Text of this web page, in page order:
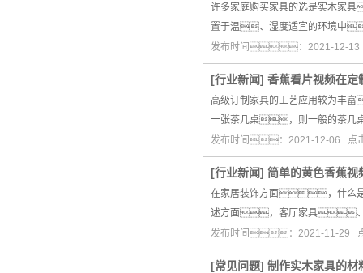
许多家庭购买家具的选是实木
置于温、湿度适宜的环境中
发布时间：2021-12-
[行业新闻] 香蕉看片视频在
高级订制家具的工艺应用较为
一张茶几桌，则一般的茶几
发布时间：2021-12-06
[行业新闻] 简单的黄色香蕉
在家居装饰方面，什么
述方面，客厅家具、
发布时间：2021-11-29
[常见问题] 制作实木家具的